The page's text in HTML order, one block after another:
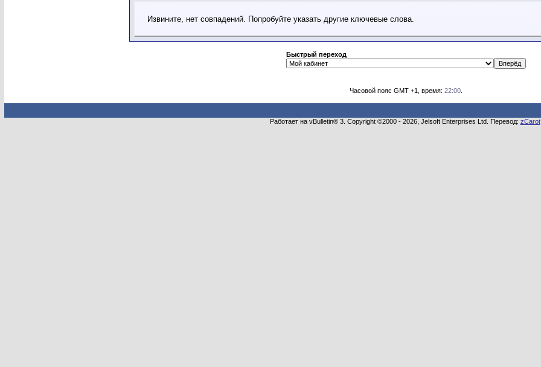
Извините, нет совпадений. Попробуйте указать другие ключевые слова.
Быстрый переход
Часовой пояс GMT +1, время: 22:00.
Работает на vBulletin® 3. Copyright ©2000 - 2026, Jelsoft Enterprises Ltd. Перевод: zCarot.